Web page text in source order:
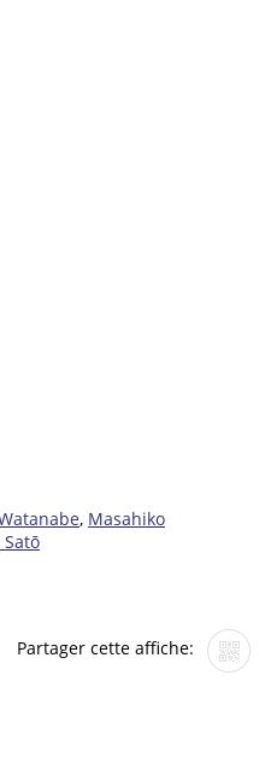
, Masahiko
Satō
Partager cette affiche: